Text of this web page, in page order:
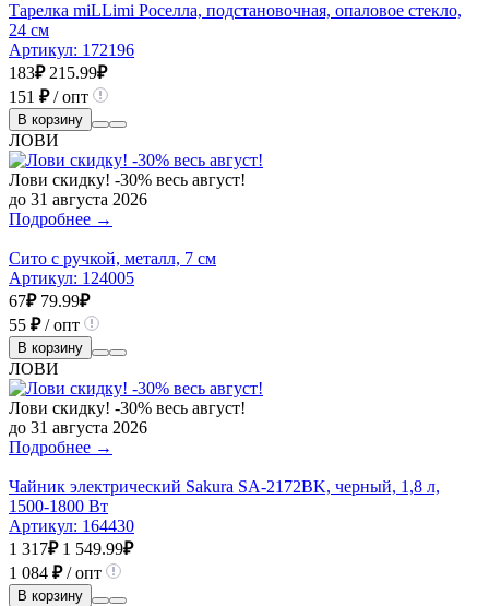
Тарелка miLLimi Роселла, подстановочная, опаловое стекло,
24 см
Артикул: 172196
183₽ 215.99₽
151 ₽/ опт
В корзину
ЛОВИ
Лови скидку! -30% весь август!
до 31 августа 2026
Подробнее →
Сито с ручкой, металл, 7 см
Артикул: 124005
67₽ 79.99₽
55 ₽/ опт
В корзину
ЛОВИ
Лови скидку! -30% весь август!
до 31 августа 2026
Подробнее →
Чайник электрический Sakura SA-2172BK, черный, 1,8 л,
1500-1800 Вт
Артикул: 164430
1 317₽ 1 549.99₽
1 084 ₽/ опт
В корзину